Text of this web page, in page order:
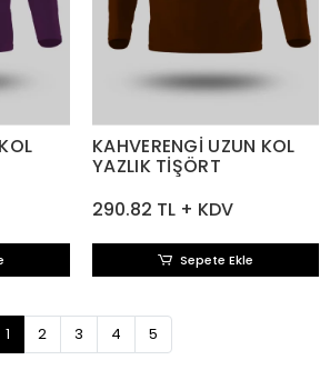
KAHVERENGİ UZUN KOL
YAZLIK TİŞÖRT
290.82 TL + KDV
Sepete Ekle
1 2 3 4 5